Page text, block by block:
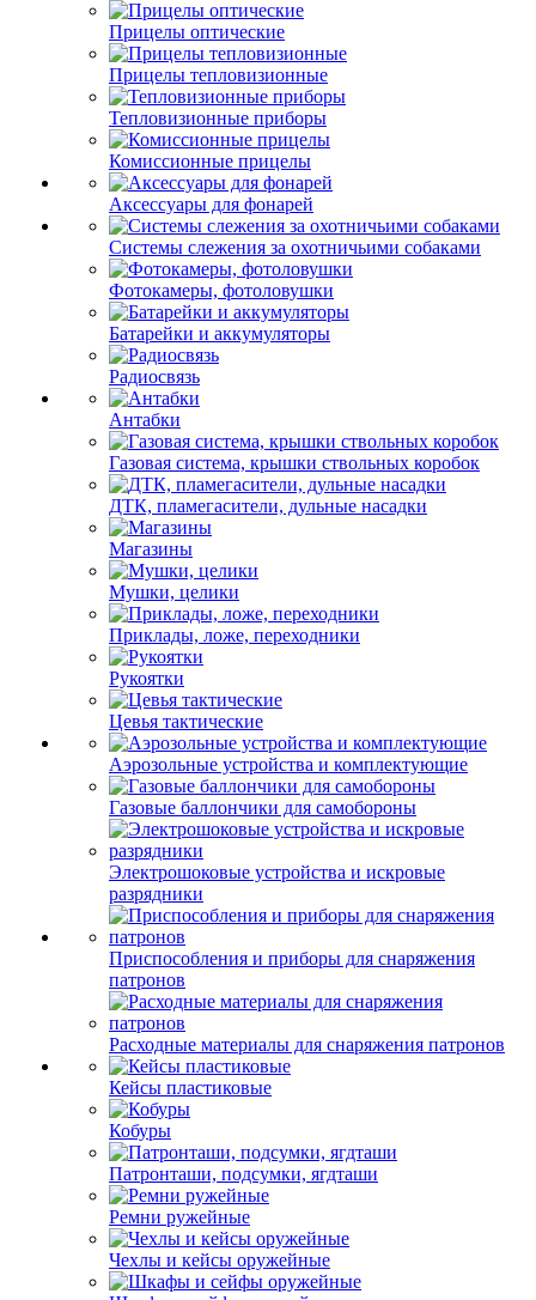
Прицелы оптические
Прицелы тепловизионные
Тепловизионные приборы
Комиссионные прицелы
Аксессуары для фонарей
Системы слежения за охотничьими собаками
Фотокамеры, фотоловушки
Батарейки и аккумуляторы
Радиосвязь
Антабки
Газовая система, крышки ствольных коробок
ДТК, пламегасители, дульные насадки
Магазины
Мушки, целики
Приклады, ложе, переходники
Рукоятки
Цевья тактические
Аэрозольные устройства и комплектующие
Газовые баллончики для самобороны
Электрошоковые устройства и искровые
разрядники
Приспособления и приборы для снаряжения
патронов
Расходные материалы для снаряжения патронов
Кейсы пластиковые
Кобуры
Патронташи, подсумки, ягдташи
Ремни ружейные
Чехлы и кейсы оружейные